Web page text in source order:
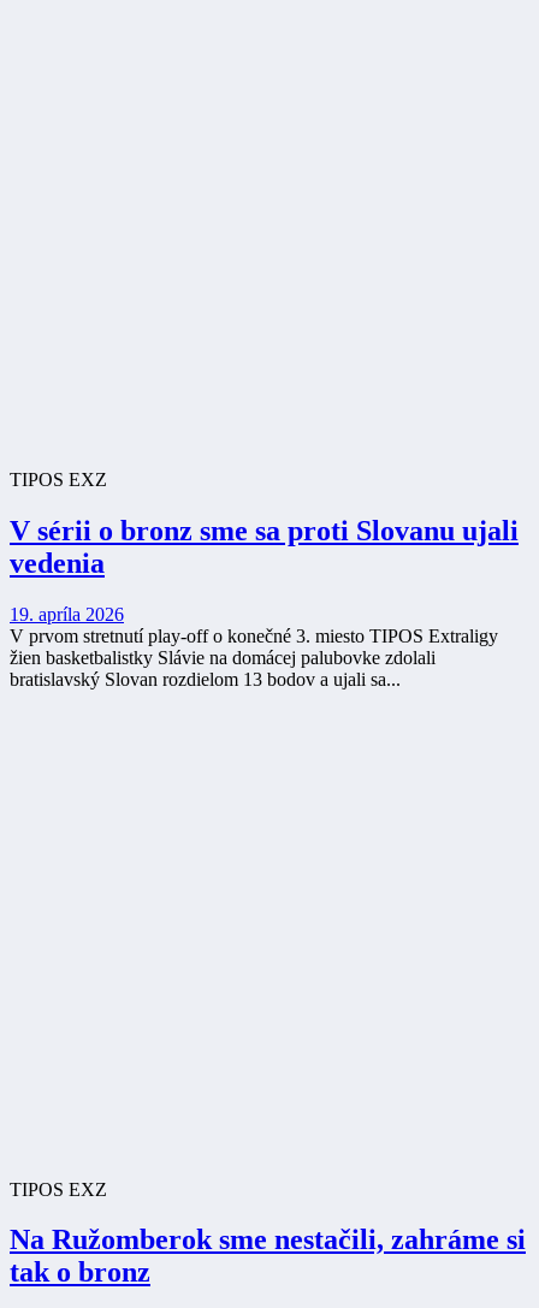
TIPOS EXZ
V sérii o bronz sme sa proti Slovanu ujali
vedenia
19. apríla 2026
V prvom stretnutí play-off o konečné 3. miesto TIPOS Extraligy
žien basketbalistky Slávie na domácej palubovke zdolali
bratislavský Slovan rozdielom 13 bodov a ujali sa...
TIPOS EXZ
Na Ružomberok sme nestačili, zahráme si
tak o bronz